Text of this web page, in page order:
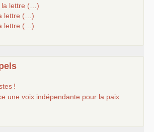
la lettre (…)
lettre (…)
lettre (…)
!
une voix indépendante pour la paix